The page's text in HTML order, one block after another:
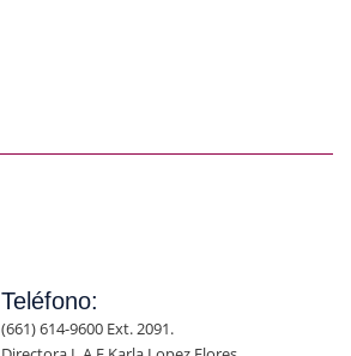
Teléfono:
(661) 614-9600 Ext. 2091.